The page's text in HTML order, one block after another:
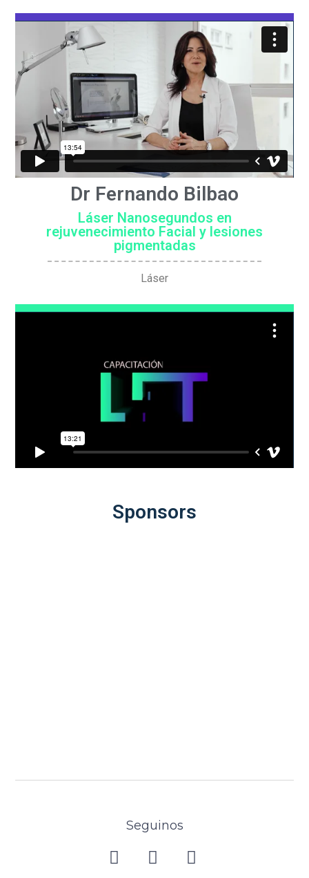
Dr Fernando Bilbao
Láser Nanosegundos en
rejuvenecimiento Facial y lesiones
pigmentadas
Láser
Sponsors
Seguinos